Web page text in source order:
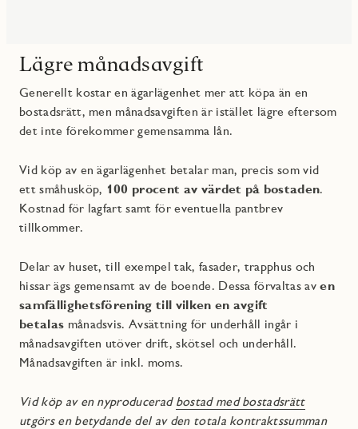
Lägre månadsavgift
Generellt kostar en ägarlägenhet mer att köpa än en
bostadsrätt, men månadsavgiften är istället lägre eftersom
det inte förekommer gemensamma lån.
Vid köp av en ägarlägenhet betalar man, precis som vid
ett småhusköp, 100 procent av värdet på bostaden.
Kostnad för lagfart samt för eventuella pantbrev
tillkommer.
Delar av huset, till exempel tak, fasader, trapphus och
hissar ägs gemensamt av de boende. Dessa förvaltas aven
samfällighetsförening till vilken en avgift
betalas månadsvis. Avsättning för underhåll ingår i
månadsavgiften utöver drift, skötsel och underhåll.
Månadsavgiften är inkl. moms.
Vid köp av en nyproducerad bostad med bostadsrätt
utgörs en betydande del av den totala kontraktssumman